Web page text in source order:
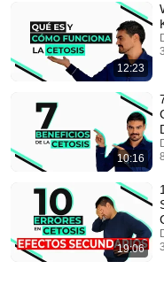
beneficios, como realizarlo
más.
12:23
10:16
19:06